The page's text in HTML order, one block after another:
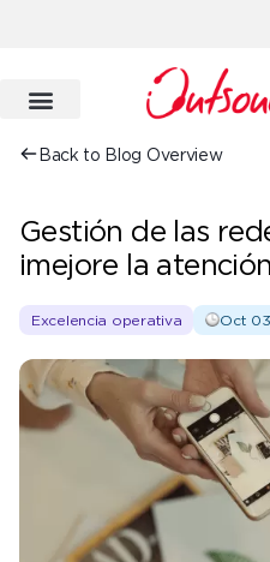
Back to Blog Overview
Gestión de las
¡mejore la
Excelencia operativa Oct